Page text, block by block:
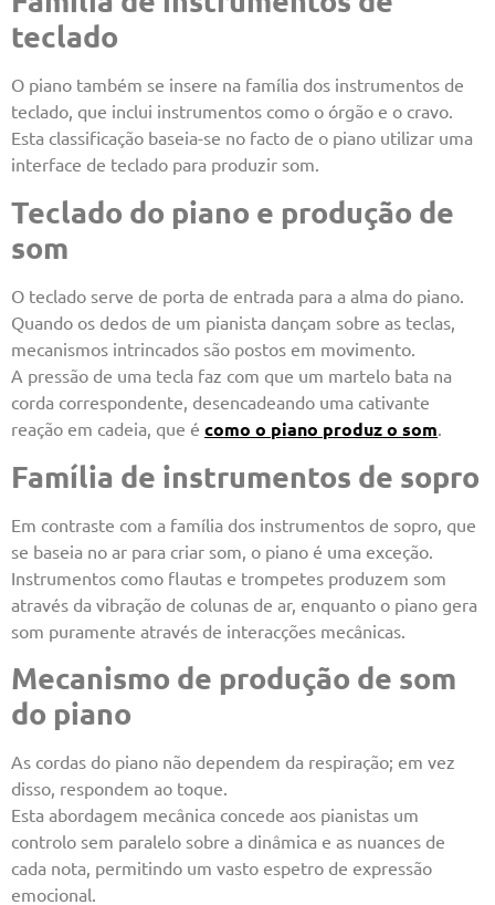
teclado
O piano também se insere na família dos instrumentos de
teclado, que inclui instrumentos como o órgão e o cravo.
Esta classificação baseia-se no facto de o piano utilizar uma
interface de teclado para produzir som.
Teclado do piano e produção de
som
O teclado serve de porta de entrada para a alma do piano.
Quando os dedos de um pianista dançam sobre as teclas,
mecanismos intrincados são postos em movimento.
A pressão de uma tecla faz com que um martelo bata na
corda correspondente, desencadeando uma cativante
reação em cadeia, que é como o piano produz o som
Família de instrumentos de sopro
Em contraste com a família dos instrumentos de sopro, que
se baseia no ar para criar som, o piano é uma exceção.
Instrumentos como flautas e trompetes produzem som
através da vibração de colunas de ar, enquanto o piano gera
som puramente através de interacções mecânicas.
Mecanismo de produção de som
do piano
As cordas do piano não dependem da respiração; em vez
disso, respondem ao toque.
Esta abordagem mecânica concede aos pianistas um
controlo sem paralelo sobre a dinâmica e as nuances de
cada nota, permitindo um vasto espetro de expressão
emocional.